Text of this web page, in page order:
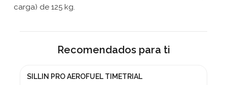
carga) de 125 kg.
Recomendados para ti
¡En oferta!
SILLIN PRO AEROFUEL TIMETRIAL